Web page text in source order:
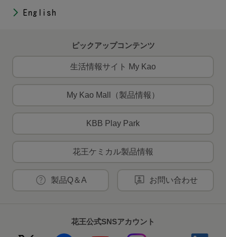
English
ピックアップコンテンツ
生活情報サイト My Kao
My Kao Mall（製品情報）
KBB Play Park
花王ケミカル製品情報
製品Q＆A お問い合わせ
花王公式SNSアカウント